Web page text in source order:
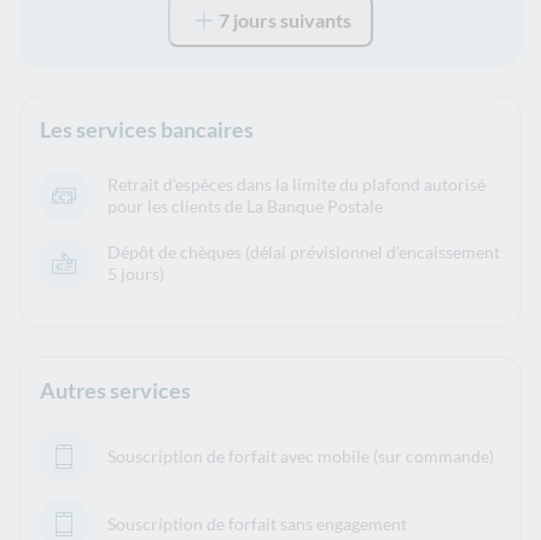
7 jours suivants
Les services bancaires
Retrait d'espèces dans la limite du plafond autorisé
pour les clients de La Banque Postale
Dépôt de chèques (délai prévisionnel d’encaissement
5 jours)
Autres services
Souscription de forfait avec mobile (sur commande)
Souscription de forfait sans engagement